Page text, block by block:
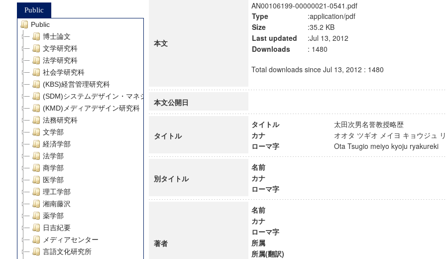
Public
Public
博士論文
文学研究科
法学研究科
社会学研究科
(KBS)経営管理研究科
(SDM)システムデザイン・マネジメント研究科
(KMD)メディアデザイン研究科
法務研究科
文学部
経済学部
法学部
商学部
医学部
理工学部
湘南藤沢
薬学部
日吉紀要
メディアセンター
言語文化研究所
本文
AN00106199-00000021-0541.pdf
Type
:application/pdf
Size
:35.2 KB
Last updated
:Jul 13, 2012
Downloads
: 1480
Total downloads since Jul 13, 2012 : 1480
本文公開日
タイトル
タイトル
太田次男名誉教授略歴
カナ
オオタ ツギオ メイヨ キョウジ
ローマ字
Ota Tsugio meiyo kyoju
別タイトル
名前
カナ
ローマ字
著者
名前
カナ
ローマ字
所属
所属(翻訳)